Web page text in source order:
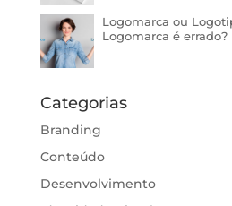
Logomarca ou
Logomarca é errado?
Categorias
Branding
Conteúdo
Desenvolvimento